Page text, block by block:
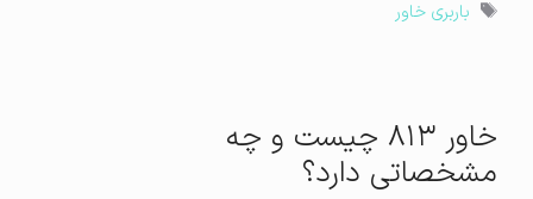
برچسب‌ها
باربری خاور
خاور ۸۱۳ چیست و چه
مشخصاتی دارد؟